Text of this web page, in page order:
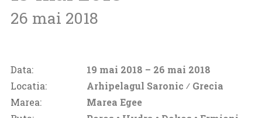
26 mai 2018
Data: 19 mai 2018 – 26 mai 2018
Locatia:
Arhipelagul Saronic ⁄ Grecia
Marea:
Marea Egee